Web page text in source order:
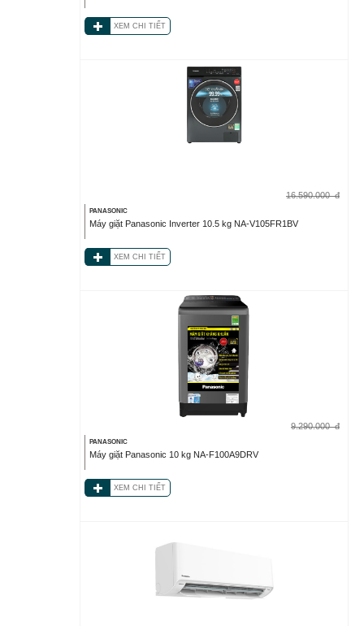
XEM CHI TIẾT
16.590.000 đ
PANASONIC
Máy giặt Panasonic Inverter 10.5 kg NA-V105FR1BV
XEM CHI TIẾT
9.290.000 đ
PANASONIC
Máy giặt Panasonic 10 kg NA-F100A9DRV
XEM CHI TIẾT